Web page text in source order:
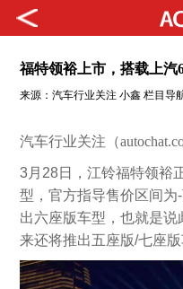
福特领裕上市，搭载上
来源：汽车行业关注 小鑫 栏目导
汽车行业关注（
3月28日，江铃福特领裕
型，官方指导售价区间
出六座版车型，也就是
来还将推出五座版/七座版